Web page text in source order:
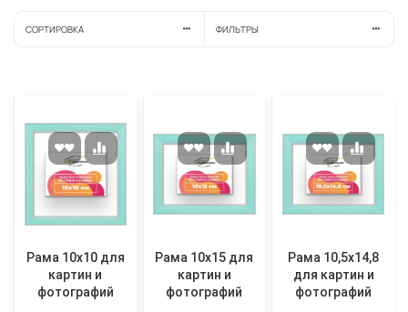
СОРТИРОВКА ФИЛЬТРЫ
Рама 10x10 для
картин и
фотографий
Рама 10x15 для
картин и
фотографий
Рама 10,5x14,8
для картин и
фотографий